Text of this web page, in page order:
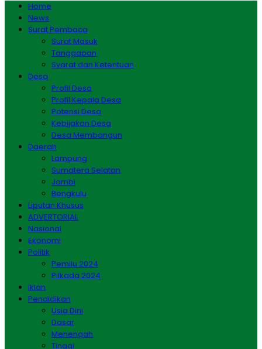
Home
News
Surat Pembaca
Surat Masuk
Tanggapan
Syarat dan Ketentuan
Desa
Profil Desa
Profil Kepala Desa
Potensi Desa
Kebijakan Desa
Desa Membangun
Daerah
Lampung
Sumatera Selatan
Jambi
Bengkulu
Liputan Khusus
ADVERTORIAL
Nasional
Ekonomi
Politik
Pemilu 2024
Pilkada 2024
Iklan
Pendidikan
Usia Dini
Dasar
Menengah
Tinggi